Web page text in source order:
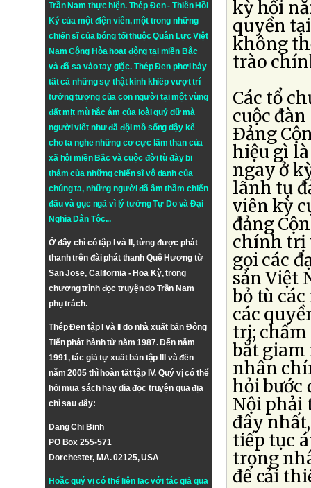
Trần Nam thực hiện. Thép Đen- Thiên Hồi
Ký của một điện viên, một trong những
chiến sĩ của bóng tối thuộc Quân Lực Việt
Nam Cộng Hòa hoạt động tại miền Bắc
và đã sa vào tay giặc. Thép Đen phơi bày
tất cả những sự thật kinh khiếp vượt trí
tưởng tượng của con người tại một vùng
đất mịt mù hắc ám của loài quỷ dữ mà
người viết như đã đội mồ sống dậy kể
cho ta nghe những cơ cực lầm than của
xã hội miền Bắc và cuộc đời tù đày bi
thảm của những chiến sĩ vô danh của
chúng ta, những người đã âm thầm chiến
đấu và gục ngã vì lý tưởngTự DovàĐại
Nghĩa Dân Tộc...
Ở đây chỉ có tập I và II, từng được phát
thanh trên đài phát thanh Quê Hương từ
San Jose, California - Hoa Kỳ, trong
chương trình đọc truyện do Trần Nam
phụ trách.
Thép Đen tập I và II do nhà xuất bản Đông
Tiến phát hành từ năm 1987. Đến năm
1991, tác giả tự xuất bản tập III và đến
năm 2005 thì hoàn tất tập IV. Quý vị có thể
hỏi mua sách hay dĩa đọc truyện qua địa
chỉ sau đây:
Dang Chi Binh
PO Box 255-571
Dorchester, MA. 02125, USA
Hoặc quý vị có thể liên lạc với tác giả qua
kỳ hồi
quyền
không
trào
Các tổ
cuộc
Ðảng
hiệu gì
ngay ở
lãnh tụ
viên kỳ
đảng
chính trị
gọi các
sản Việt
bỏ tù
các
trị;
bắt giam
nhân
hỏi bước
Nội phải
đây
tiếp tục
trọng
để cải